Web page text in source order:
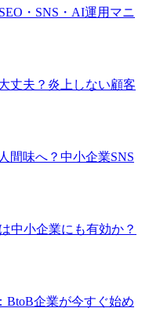
・SNS・AI運用マニ
丈夫？炎上しない顧客
間味へ？中小企業SNS
中小企業にも有効か？
BtoB企業が今すぐ始め